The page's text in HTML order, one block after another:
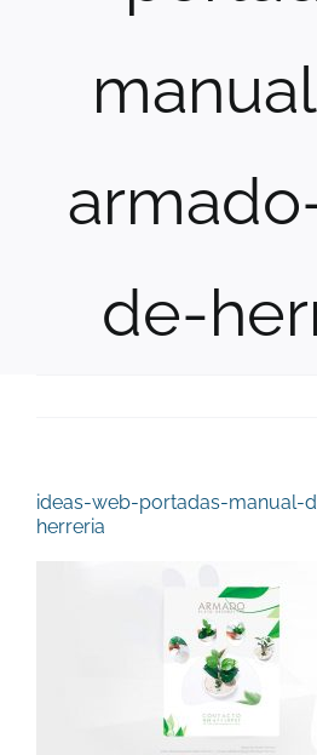
de-
ideas-web-portadas-manual-
herreria